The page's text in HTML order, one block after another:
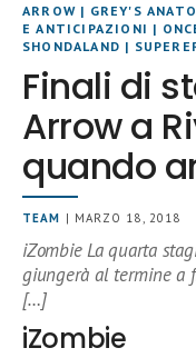
ARROW | GREY'S
E ANTICIPAZIONI |
SHONDALAND |
Finali di
Arrow a
quando
TEAM | MARZO 18, 2018
iZombie La quarta
giungerà al termine a
[…]
iZombie